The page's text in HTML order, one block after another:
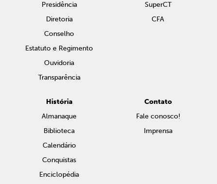
Presidência
Diretoria
Conselho
Estatuto e Regimento
Ouvidoria
Transparência
SuperCT
CFA
História
Almanaque
Biblioteca
Calendário
Conquistas
Enciclopédia
Contato
Fale conosco!
Imprensa